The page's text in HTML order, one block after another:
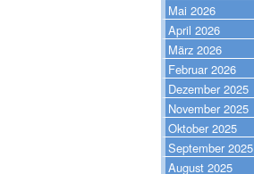
Mai 2026
April 2026
März 2026
Februar 2026
Dezember 2025
November 2025
Oktober 2025
September 2025
August 2025